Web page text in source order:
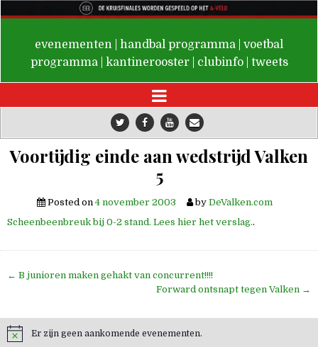
De Valken
evenementen handbal programma
voetbal
programma
kantinerooster clubinfo tweets
Voortijdig einde aan wedstrijd Valken
5
Posted on 4 november 2003 by DeValken.com
Scheenbeenbreuk bij 0-2 stand. Lees hier het verslag..
Bericht
← B junioren maken gehakt van concurrent!!!!
Forward ontsnapt tegen Valken →
Er zijn geen aankomende evenementen.